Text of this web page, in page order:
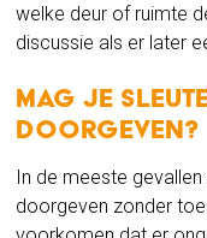
welke deur of ruimte
discussie als er later
Mag je
doorgeven?
In de meeste
doorgeven zonder